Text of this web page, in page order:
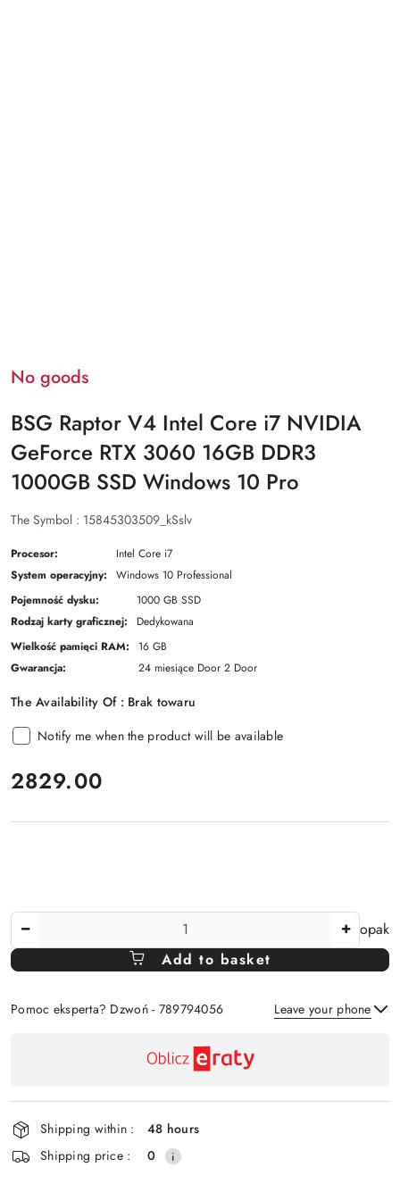
No goods
BSG Raptor V4 Intel Core i7 NVIDIA
GeForce RTX 3060 16GB DDR3
1000GB SSD Windows 10 Pro
The Symbol : 15845303509_kSslv
Procesor:
Intel Core i7
System operacyjny:
Windows 10 Professional
Pojemność dysku:
1000 GB SSD
Rodzaj karty graficznej:
Dedykowana
Wielkość pamięci RAM:
16 GB
Gwarancja:
24 miesiące Door 2 Door
The Availability Of : Brak towaru
Notify me when the product will be available
price:
2829.00
Of
opak
Add to basket
Pomoc eksperta? Dzwoń - 789794056 Leave your phone
and
delivery
Shipping within :
48 hours
Shipping price :
0